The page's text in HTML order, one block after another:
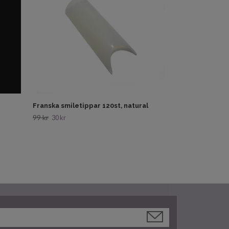
Franska smiletippar 120st, natural
99 kr 30 kr